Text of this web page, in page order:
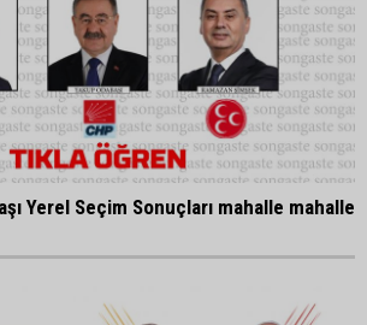
Yerel Seçim Sonuçları mahalle mahalle